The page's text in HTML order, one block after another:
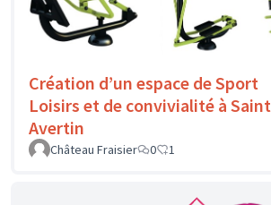
Création d’un espace de Sport
Loisirs et de convivialité à Saint
Avertin
Château Fraisier 0 1